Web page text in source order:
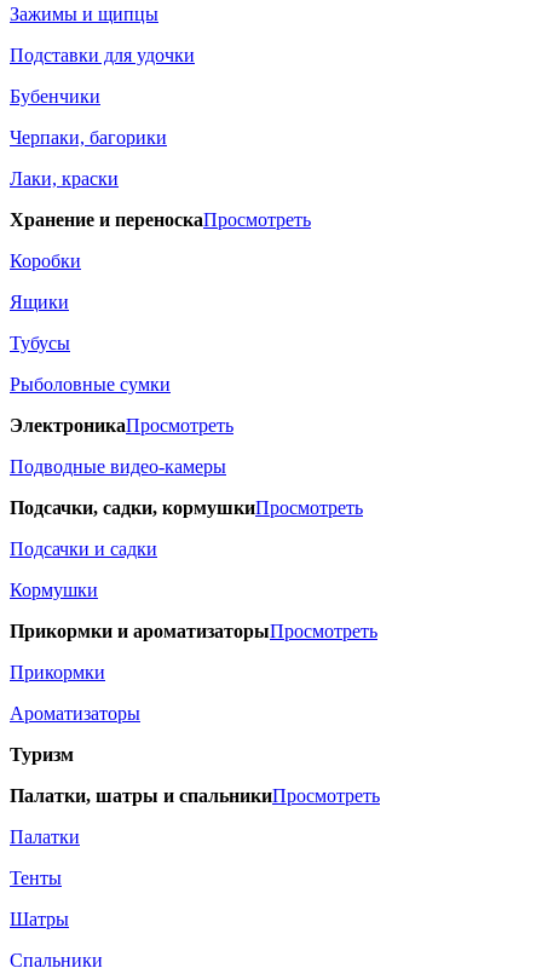
Зажимы и щипцы
Подставки для удочки
Бубенчики
Черпаки, багорики
Лаки, краски
Хранение и переноскаПросмотреть
Коробки
Ящики
Тубусы
Рыболовные сумки
ЭлектроникаПросмотреть
Подводные видео-камеры
Подсачки, садки, кормушкиПросмотреть
Подсачки и садки
Кормушки
Прикормки и ароматизаторыПросмотреть
Прикормки
Ароматизаторы
Туризм
Палатки, шатры и спальникиПросмотреть
Палатки
Тенты
Шатры
Спальники